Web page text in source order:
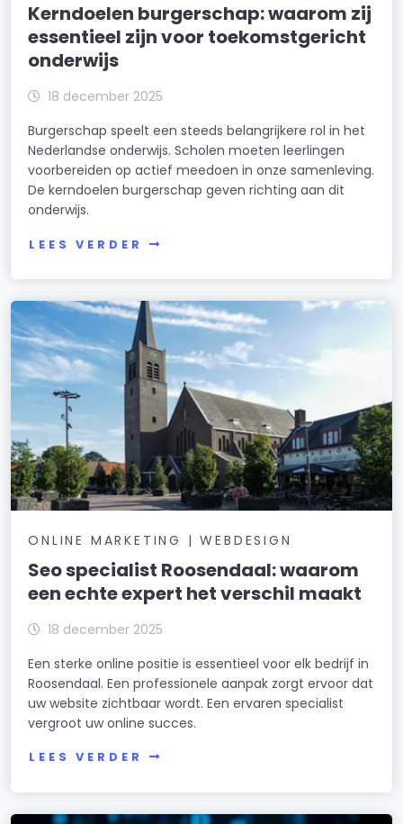
Kerndoelen burgerschap: waarom zij
essentieel zijn voor toekomstgericht
onderwijs
18 december 2025
Burgerschap speelt een steeds belangrijkere rol in het
Nederlandse onderwijs. Scholen moeten leerlingen
voorbereiden op actief meedoen in onze samenleving.
De kerndoelen burgerschap geven richting aan dit
onderwijs.
LEES VERDER
ONLINE MARKETING | WEBDESIGN
Seo specialist Roosendaal: waarom
een echte expert het verschil maakt
18 december 2025
Een sterke online positie is essentieel voor elk bedrijf in
Roosendaal. Een professionele aanpak zorgt ervoor dat
uw website zichtbaar wordt. Een ervaren specialist
vergroot uw online succes.
LEES VERDER